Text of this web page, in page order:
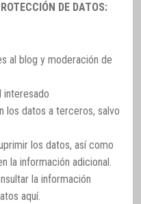
DE DATOS:
al blog y moderación de
interesado
los datos a terceros, salvo
los datos, así como
la información adicional.
la información
aquí.